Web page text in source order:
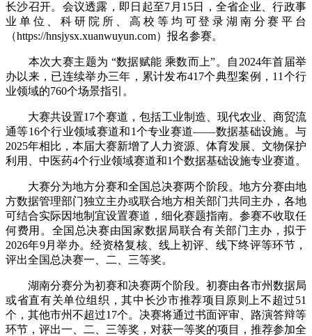
长沙召开。会议透露，即日起至7月15日，全省企业、行政事
业单位、科研院所、高校等均可登录湖南分赛平台
（https://hnsjysx.xuanwuyun.com）报名参赛。
本次大赛主题为 “数据赋能 乘数而上”。自2024年首届举
办以来，已连续举办三年，累计发布417个典型案例，11个行
业领域的760个场景指引。
大赛共设置17个赛道，包括工业制造、现代农业、商贸流
通等16个行业领域赛道和1个专业赛道——数据基础设施。与
2025年相比，本届大赛新增了人力资源、体育发展、文物保护
利用、中医药4个行业领域赛道和1个数据基础设施专业赛道。
大赛分为地方分赛和全国总决赛两个阶段。地方分赛由地
方数据管理部门独立主办或联合地方相关部门共同主办，各地
可结合实际因地制宜设置赛道，细化赛题指南。参赛不收取任
何费用。全国总决赛由国家数据局联合有关部门主办，拟于
2026年9月举办。经资格复核、线上初评、线下终评等环节，
评出全国总决赛一、二、三等奖。
湖南分赛分为初赛和决赛两个阶段。初赛由各市州数据局
或省直有关单位组织，其中长沙市推荐项目原则上不超过51
个，其他市州不超过17个。决赛将通过书面评审、路演答辩等
环节，评出一、二、三等奖，对获一等奖的项目，推荐参加全